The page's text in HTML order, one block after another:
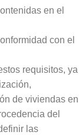
en el
con el
requisitos, ya
de viviendas en
del
las